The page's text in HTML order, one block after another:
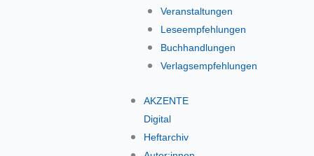
Veranstaltungen
Leseempfehlungen
Buchhandlungen
Verlagsempfehlungen
AKZENTE
Digital
Heftarchiv